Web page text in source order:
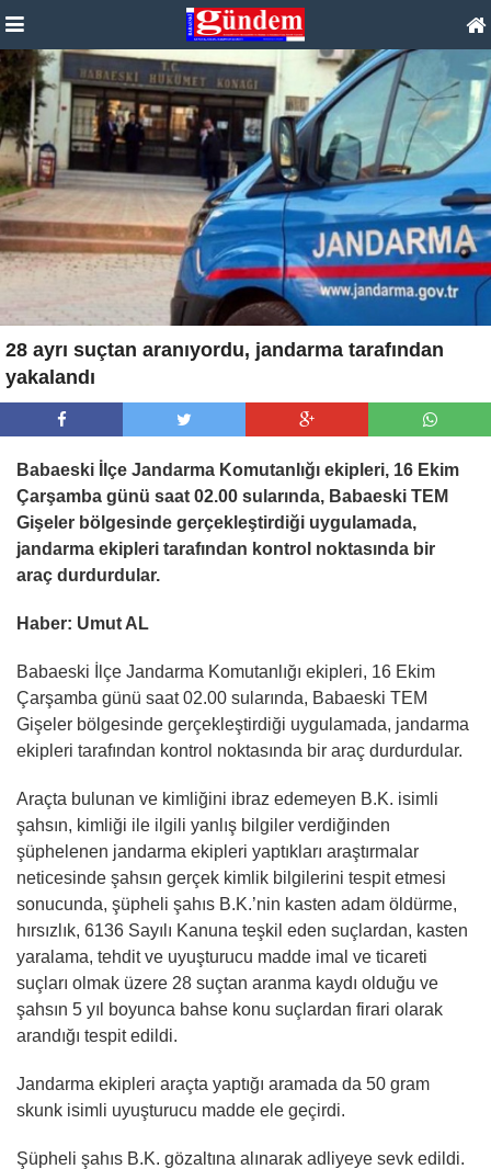
28 ayrı suçtan aranıyordu, jandarma tarafından
yakalandı
Babaeski İlçe Jandarma Komutanlığı ekipleri, 16 Ekim
Çarşamba günü saat 02.00 sularında, Babaeski TEM
Gişeler bölgesinde gerçekleştirdiği uygulamada,
jandarma ekipleri tarafından kontrol noktasında bir
araç durdurdular.
Haber: Umut AL
Babaeski İlçe Jandarma Komutanlığı ekipleri, 16 Ekim
Çarşamba günü saat 02.00 sularında, Babaeski TEM
Gişeler bölgesinde gerçekleştirdiği uygulamada, jandarma
ekipleri tarafından kontrol noktasında bir araç durdurdular.
Araçta bulunan ve kimliğini ibraz edemeyen B.K. isimli
şahsın, kimliği ile ilgili yanlış bilgiler verdiğinden
şüphelenen jandarma ekipleri yaptıkları araştırmalar
neticesinde şahsın gerçek kimlik bilgilerini tespit etmesi
sonucunda, şüpheli şahıs B.K.’nin kasten adam öldürme,
hırsızlık, 6136 Sayılı Kanuna teşkil eden suçlardan, kasten
yaralama, tehdit ve uyuşturucu madde imal ve ticareti
suçları olmak üzere 28 suçtan aranma kaydı olduğu ve
şahsın 5 yıl boyunca bahse konu suçlardan firari olarak
arandığı tespit edildi.
Jandarma ekipleri araçta yaptığı aramada da 50 gram
skunk isimli uyuşturucu madde ele geçirdi.
Şüpheli şahıs B.K. gözaltına alınarak adliyeye sevk edildi.